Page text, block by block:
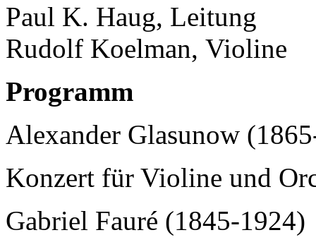
Paul K. Haug, Leitung
Rudolf Koelman, Violine
Programm
Alexander Glasunow
Konzert für Violine und
Gabriel Fauré (1845-1924)